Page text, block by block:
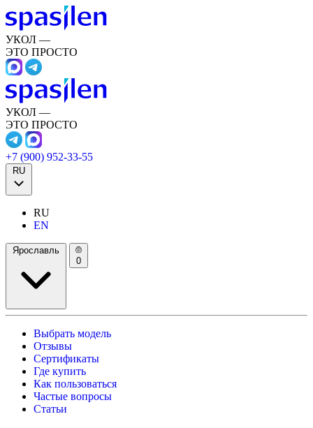
УКОЛ —
ЭТО ПРОСТО
УКОЛ —
ЭТО ПРОСТО
+7 (900) 952-33-55
RU
RU
EN
Ярославль
0
Выбрать модель
Отзывы
Сертификаты
Где купить
Как пользоваться
Частые вопросы
Статьи